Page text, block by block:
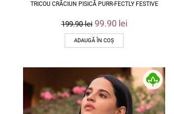
TRICOU CRĂCIUN PISICĂ PURR-FECTLY FESTIVE
199.90lei 99.90 lei
ADAUGĂ ÎN COȘ